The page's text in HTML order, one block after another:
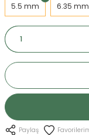
5.5 mm
6.35 mm
Paylaş